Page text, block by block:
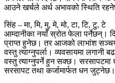
आउने खर्चले अर्थ अभावको स्थिति
सिंह – मा, मि, मु, मे, मो, टा, टि, टु, टे
आम्दानीका नयाँ स्रोत फेला पर्नेछन्।
प्राप्त हुनेछ। तर आजको लाभांश
वस्तु त्याग्नुपर्ला। व्यवसायमा लगानी
वस्तु त्याग्नुपर्ने हुन सक्छ।
सरसापट तथा कर्जामार्फत धन जुट्नेछ।